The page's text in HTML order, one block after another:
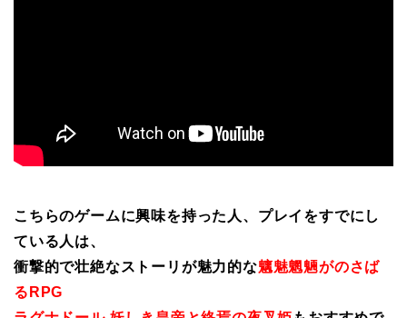
こちらのゲームに興味を持った人、プレイをすでにし
ている人は、
衝撃的で壮絶なストーリが魅力的な魑魅魍魎がのさば
るRPG